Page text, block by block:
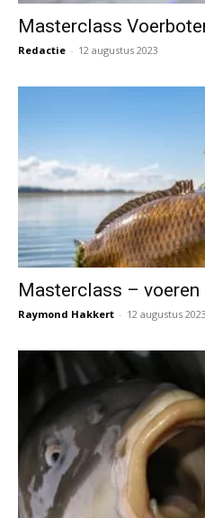
Masterclass
Redactie - 12 augustus 2023
Masterclass – voeren
Raymond Hakkert - 12 augustus 2023